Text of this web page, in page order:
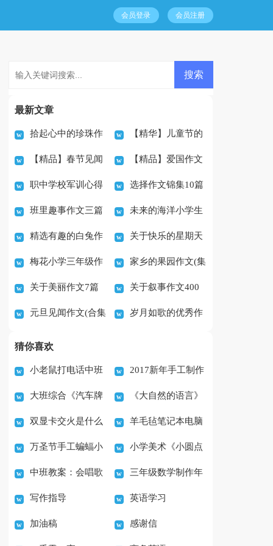
会员登录 会员注册
最新文章
拾起心中的珍珠作
文500字（通用24篇）
【精华】儿童节的
作文600字汇总七篇
【精品】春节见闻
作文400字锦集八篇
【精品】爱国作文
600字集合五篇
职中学校军训心得
体会
选择作文锦集10篇
班里趣事作文三篇 未来的海洋小学生
作文
精选有趣的白兔作
文4篇
关于快乐的星期天
作文15篇
梅花小学三年级作
文300字
家乡的果园作文(集
锦15篇)
关于美丽作文7篇 关于叙事作文400
字汇总10篇
元旦见闻作文(合集 岁月如歌的优秀作
猜你喜欢
小老鼠打电话中班
音乐游戏教案
2017新年手工制作
火烈鸟装饰DIY教程
大班综合《汽车牌
照》教案
《大自然的语言》
优质课教案设计
双显卡交火是什么
意思
羊毛毡笔记本电脑
套如何制作
万圣节手工蝙蝠小
装饰的制作教程
小学美术《小圆点
的魅力》教案
中班教案：会唱歌
的生日蛋糕
三年级数学制作年
历教案
写作指导 英语学习
加油稿 感谢信